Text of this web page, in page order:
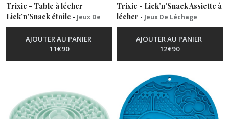
Trixie - Table à lécher
Lick’n'Snack étoile - Jeux De
Léchage
AJOUTER AU PANIER
11€90
Trixie - Lick’n'Snack Assiette à
lécher - Jeux De Léchage
AJOUTER AU PANIER
12€90